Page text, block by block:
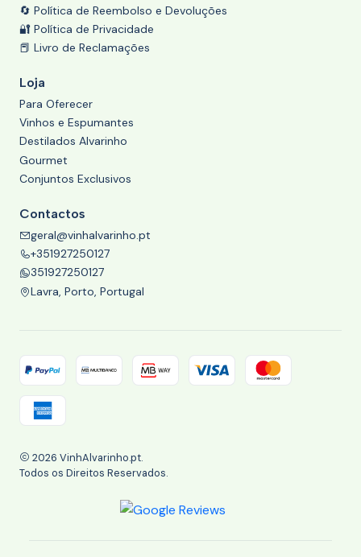
🔄 Política de Reembolso e Devoluções
🔐 Política de Privacidade
📕 Livro de Reclamações
Loja
Para Oferecer
Vinhos e Espumantes
Destilados Alvarinho
Gourmet
Conjuntos Exclusivos
Contactos
geral@vinhalvarinho.pt
+351927250127
351927250127
Lavra, Porto, Portugal
2026 VinhAlvarinho.pt.
Todos os Direitos Reservados.